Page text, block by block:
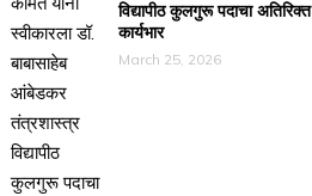
विद्यापीठ कुलगुरू पदाचा अतिरिक्त
कार्यभार
March 25, 2026